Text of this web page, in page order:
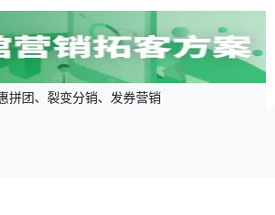
拼团、裂变分销、发券营销